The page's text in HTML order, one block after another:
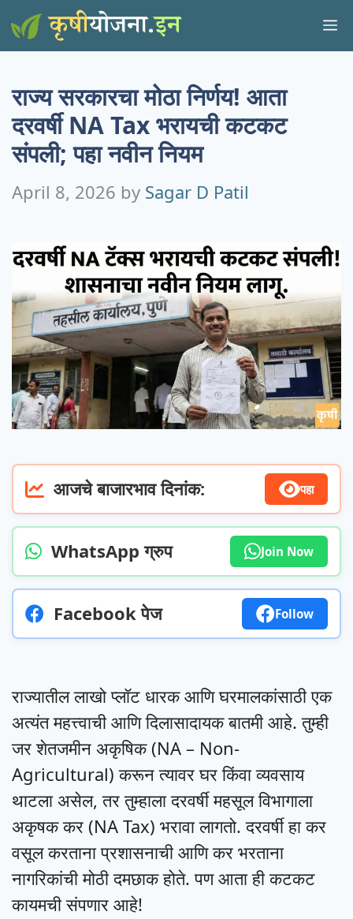
Skip
to
राज्य सरकारचा मोठा निर्णय! आता
दरवर्षी NA Tax भरायची कटकट
संपली; पहा नवीन नियम
April 8, 2026 by Sagar D Patil
आजचे बाजारभाव दिनांक: पहा
WhatsApp ग्रुप Join Now
Facebook पेज Follow
राज्यातील लाखो प्लॉट धारक आणि घरमालकांसाठी एक
अत्यंत महत्त्वाची आणि दिलासादायक बातमी आहे. तुम्ही
जर शेतजमीन अकृषिक (NA – Non-
Agricultural) करून त्यावर घर किंवा व्यवसाय
थाटला असेल, तर तुम्हाला दरवर्षी महसूल विभागाला
अकृषक कर (NA Tax) भरावा लागतो. दरवर्षी हा कर
वसूल करताना प्रशासनाची आणि कर भरताना
नागरिकांची मोठी दमछाक होते. पण आता ही कटकट
कायमची संपणार आहे!